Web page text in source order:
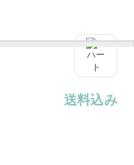
送料込み